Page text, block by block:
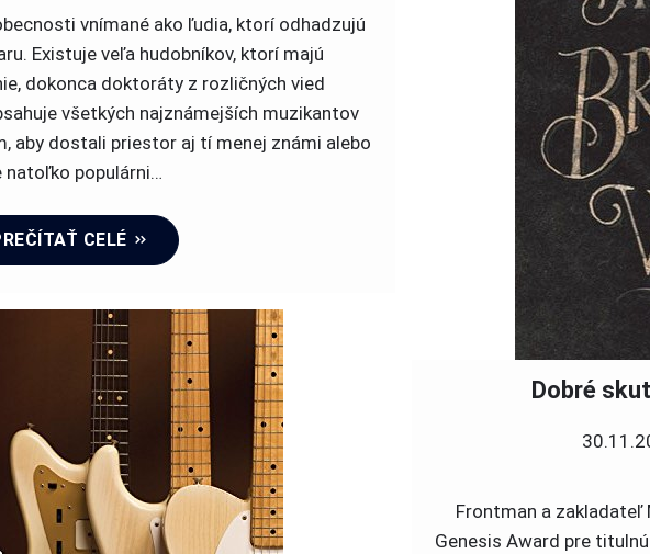
Rockoví
metaloví
hudobníci
vnímané ako ľudia, ktorí odhadzujú
Existuje veľa hudobníkov, ktorí majú
dokonca doktoráty z rozličných vied
všetkých najznámejších muzikantov
aby dostali priestor aj tí menej známi alebo
natoľko populárni…
CELÉ
Dobré
Frontman a zakladateľ
Genesis Award pre